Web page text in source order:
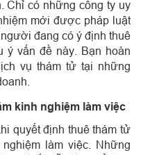
Chỉ có những công ty uy
mới được pháp luật
đang có ý định thuê
ý vấn đề này. Bạn hoàn
vụ thám tử tại những
kinh nghiệm làm việc
quyết định thuê thám tử
làm việc. Những